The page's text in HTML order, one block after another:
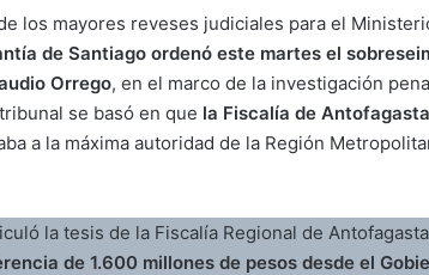
los mayores reveses judiciales para el
de Santiago ordenó este martes el
Orrego, en el marco de la investigación
se basó en que la Fiscalía de
a la máxima autoridad de la Región
la tesis de la Fiscalía Regional de
de 1.600 millones de pesos desde el